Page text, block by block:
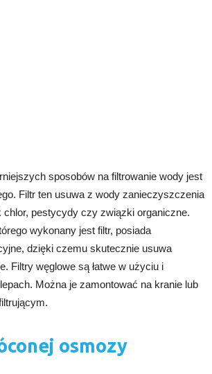
sposobów na filtrowanie wody jest
Filtr ten usuwa z wody zanieczyszczenia
chlor, pestycydy czy związki organiczne.
wykonany jest filtr, posiada
dzięki czemu skutecznie usuwa
Filtry węglowe są łatwe w użyciu i
Można je zamontować na kranie lub
osmozy